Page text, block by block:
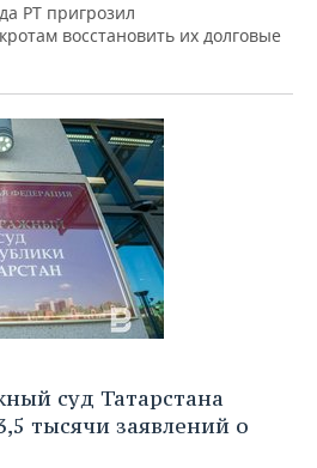
РТ пригрозил
восстановить их долговые
суд Татарстана
тысячи заявлений о